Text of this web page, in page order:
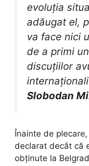
evoluția
adăugat el,
va face nici
de a primi un
discuțiilor
Slobodan
Înainte de plecare,
declarat decât că
obținute la